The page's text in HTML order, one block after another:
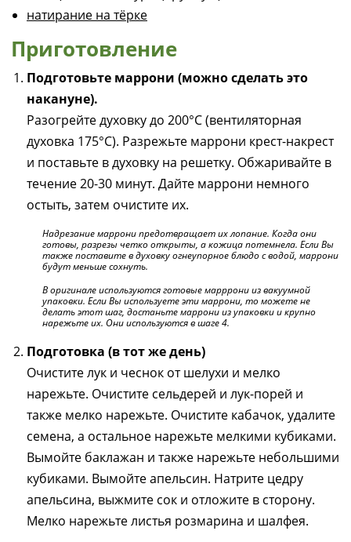
натирание на тёрке
Приготовление
Подготовьте маррони (можно сделать это
накануне).
Разогрейте духовку до 200°C (вентиляторная
духовка 175°C). Разрежьте маррони крест-накрест
и поставьте в духовку на решетку. Обжаривайте в
течение 20-30 минут. Дайте маррони немного
остыть, затем очистите их.
Надрезание маррони предотвращает их лопание. Когда они
готовы, разрезы четко открыты, а кожица потемнела. Если Вы
также поставите в духовку огнеупорное блюдо с водой, маррони
будут меньше сохнуть.
В оригинале используются готовые марррони из вакуумной
упаковки. Если Вы используете эти маррони, то можете не
делать этот шаг, достаньте маррони из упаковки и крупно
нарежьте их. Они используются в шаге 4.
Подготовка (в тот же день)
Очистите лук и чеснок от шелухи и мелко
нарежьте. Очистите сельдерей и лук-порей и
также мелко нарежьте. Очистите кабачок, удалите
семена, а остальное нарежьте мелкими кубиками.
Вымойте баклажан и также нарежьте небольшими
кубиками. Вымойте апельсин. Натрите цедру
апельсина, выжмите сок и отложите в сторону.
Мелко нарежьте листья розмарина и шалфея.